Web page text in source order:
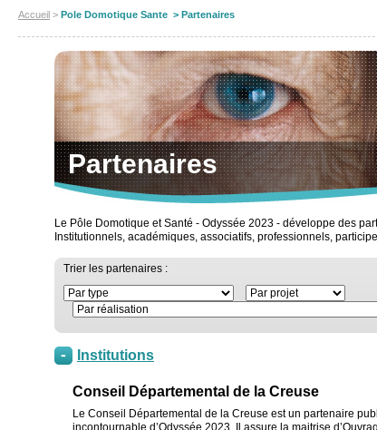
Accueil > Pole Domotique Sante > Partenaires
Partenaires
Le Pôle Domotique et Santé - Odyssée 2023 - développe des
Institutionnels, académiques, associatifs, professionnels,
Trier les partenaires :
Institutions
Conseil Départemental de la Creuse
Le Conseil Départemental de la Creuse est un partenaire
incontournable d’Odyssée 2023. Il assure la maitrise